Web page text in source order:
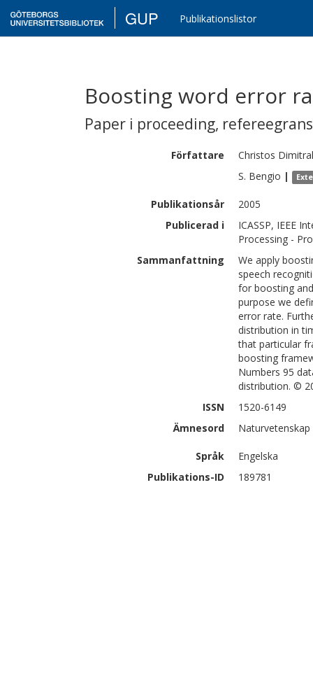
GUP Publikationslistor
Boosting word error
Paper i proceeding,
Författare Christos
S. Bengio |
Publikationsår
2005
Publicerad i
ICASSP, IEEE
Processing -
Sammanfattning
We apply
speech
for boosting
purpose we
error rate.
distribution in
that particular
boosting
Numbers 95
distribution. ©
ISSN
1520-6149
Ämnesord
Språk
Engelska
Publikations-ID
189781